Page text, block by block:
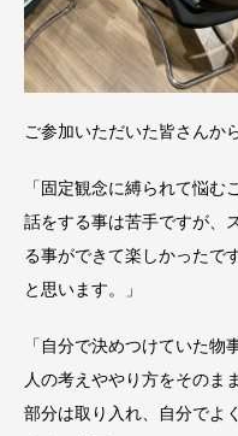
ご参加いただいた皆さんか
「固定観念に縛られて悩む
話をする事は苦手ですが、
る事ができて楽しかったで
と思います。」
「自分で決めつけていた物
人の考えややり方をそのま
部分は取り入れ、自分でよ